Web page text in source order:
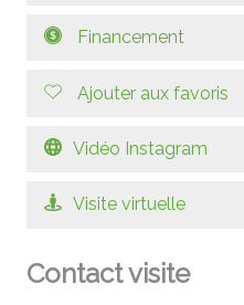
Financement
Ajouter aux favoris
Vidéo Instagram
Visite virtuelle
Contact visite